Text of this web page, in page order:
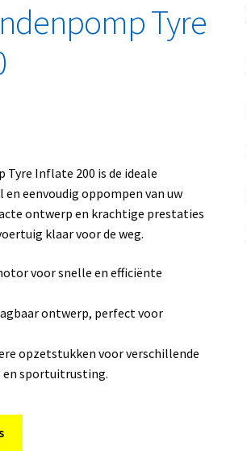
Tyre
Tyre Inflate 200 is de ideale
eenvoudig oppompen van uw
ontwerp en krachtige prestaties
klaar voor de weg.
voor snelle en efficiënte
ontwerp, perfect voor
opzetstukken voor verschillende
en sportuitrusting.